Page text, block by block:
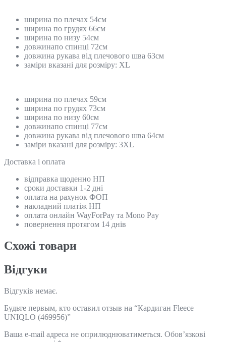
ширина по плечах 54см
ширина по грудях 66см
ширина по низу 54см
довжинапо спинці 72см
довжина рукава від плечового шва 63см
заміри вказані для розміру: XL
ширина по плечах 59см
ширина по грудях 73см
ширина по низу 60см
довжинапо спинці 77см
довжина рукава від плечового шва 64см
заміри вказані для розміру: 3XL
Доставка і оплата
відправка щоденно НП
сроки доставки 1-2 дні
оплата на рахунок ФОП
накладний платіж НП
оплата онлайн WayForPay та Mono Pay
повернення протягом 14 днів
Схожi товари
Відгуки
Відгуків немає.
Будьте первым, кто оставил отзыв на “Кардиган Fleece
UNIQLO (469956)”
Ваша e-mail адреса не оприлюднюватиметься. Обов’язкові